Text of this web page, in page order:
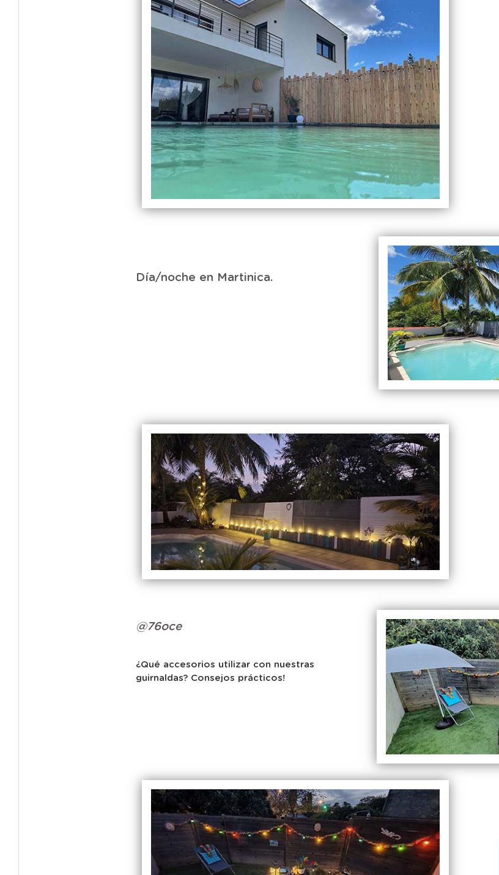
Día/noche en Martinica.
@76oce
¿Qué accesorios utilizar con nuestras
guirnaldas? Consejos prácticos!